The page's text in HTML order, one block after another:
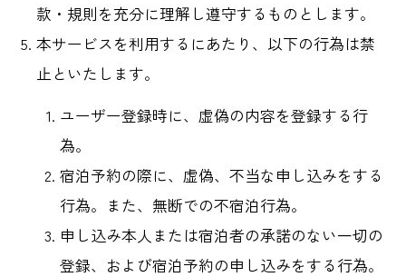
款・規則を充分に理解し遵守するものとします。
本サービスを利用するにあたり、以下の行為は禁
止といたします。
ユーザー登録時に、虚偽の内容を登録する行
為。
宿泊予約の際に、虚偽、不当な申し込みをする
行為。また、無断での不宿泊行為。
申し込み本人または宿泊者の承諾のない一切の
登録、および宿泊予約の申し込みをする行為。